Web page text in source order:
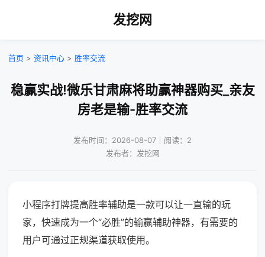
发挖网
首页 > 资讯中心 > 胜率交流
稳赢实战!微乐甘肃麻将助赢神器购买_亲友
房老是输-胜率交流
发布时间：2026-08-07｜阅读：2
发布者：发挖网
小程序打牌提高胜率辅助是一款可以让一直输的玩
家，快速成为一个“必胜”的输赢辅助神器，有需要的
用户可通过正规渠道获取使用。